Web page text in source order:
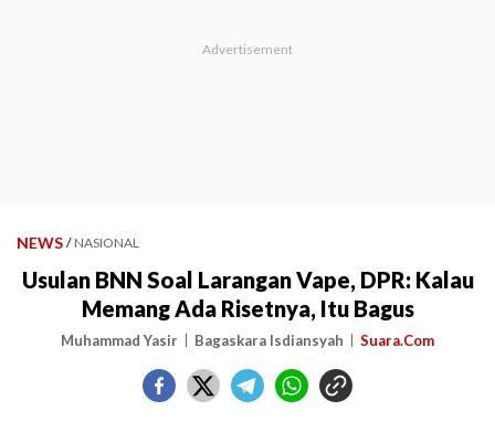
NEWS / NASIONAL
Usulan BNN Soal Larangan Vape, DPR: Kalau
Memang Ada Risetnya, Itu Bagus
Muhammad Yasir Bagaskara Isdiansyah Suara.Com